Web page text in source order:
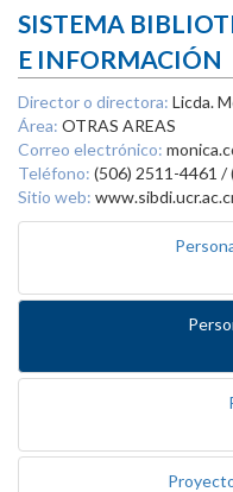
SISTEMA
E INFORMACIÓN
Director o directora: Licda.
Área: OTRAS AREAS
Correo electrónico:
Teléfono: (506) 2511-4461 /
Sitio web: